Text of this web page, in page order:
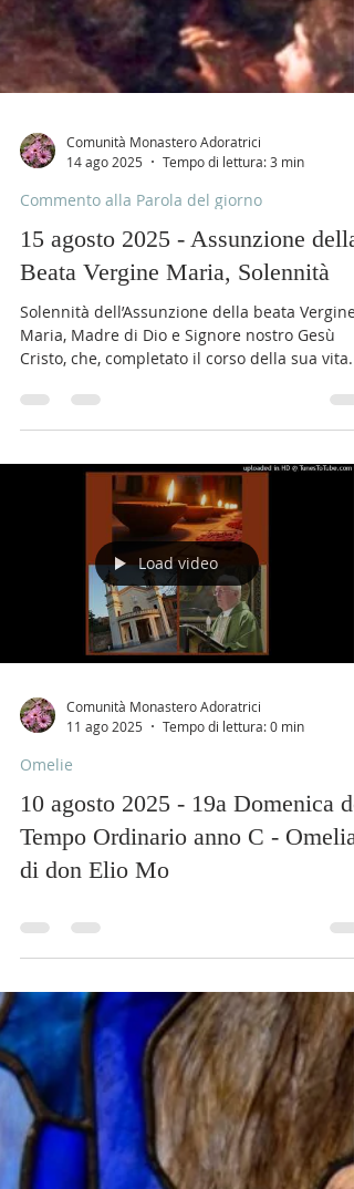
Comunità Monastero Adoratrici
14 ago 2025
Tempo di lettura: 3 min
Commento alla Parola del giorno
15 agosto 2025 - Assunzione della
Solennità dell’Assunzione della beata Vergine
Maria, Madre di Dio e Signore nostro Gesù
Cristo, che, completato il corso della sua vita...
Load video
Comunità Monastero Adoratrici
11 ago 2025
Tempo di lettura: 0 min
10 agosto 2025 - 19a Domenica
Tempo Ordinario anno C - Omelia
di don Elio Mo